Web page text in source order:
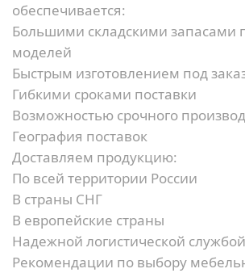
обеспечивается:
Большими складскими запасами
моделей
Быстрым изготовлением под
Гибкими сроками поставки
Возможностью срочного
География поставок
Доставляем продукцию:
По всей территории России
В страны СНГ
В европейские страны
Надежной логистической службой
Рекомендации по выбору